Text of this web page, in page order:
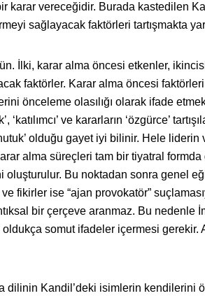
bir karar vereceğidir. Burada kastedilen
sağlayacak faktörleri tartışmakta
İlki, karar alma öncesi etkenler,
faktörler. Karar alma öncesi
önceleme olasılığı olarak ifade
ve kararların ‘özgürce’
olduğu gayet iyi bilinir. Hele liderin
alma süreçleri tam bir tiyatral formda
oluşturulur. Bu noktadan sonra genel
fikirler ise “ajan provokatör”
bir çerçeve aranmaz. Bu nedenle
somut ifadeler içermesi gerekir.
dilinin Kandil’deki isimlerin kendilerini